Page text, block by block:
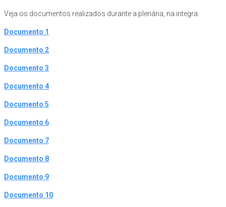
Veja os documentos realizados durante a plenária, na integra:
Documento 1
Documento 2
Documento 3
Documento 4
Documento 5
Documento 6
Documento 7
Documento 8
Documento 9
Documento 10